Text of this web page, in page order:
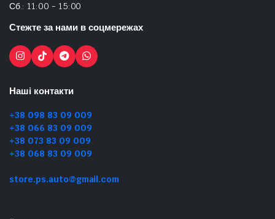
Сб.: 11:00 - 15:00
Стежте за нами в соцмережах
Наші контакти
+38 098 83 09 009
+38 066 83 09 009
+38 073 83 09 009
+38 068 83 09 009
store.ps.auto@gmail.com